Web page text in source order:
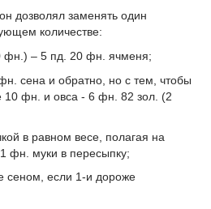
дозволял заменять один
количестве:
фн.) – 5 пд. 20 фн. ячменя;
сена и обратно, но с тем, чтобы
10 фн. и овса - 6 фн. 82 зол. (2
в равном весе, полагая на
фн. муки в пересыпку;
сеном, если 1-и дороже